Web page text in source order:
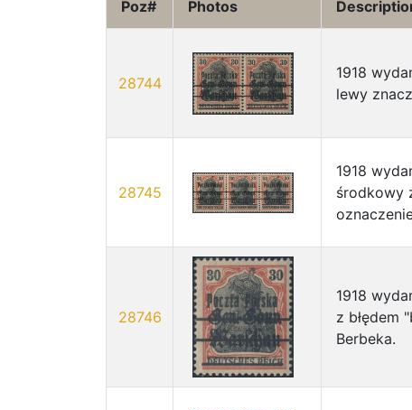
Poz# Photos
28744
1918
lewy
28745
1918
środkowy
28746
1918
z błędem
Berbeka.